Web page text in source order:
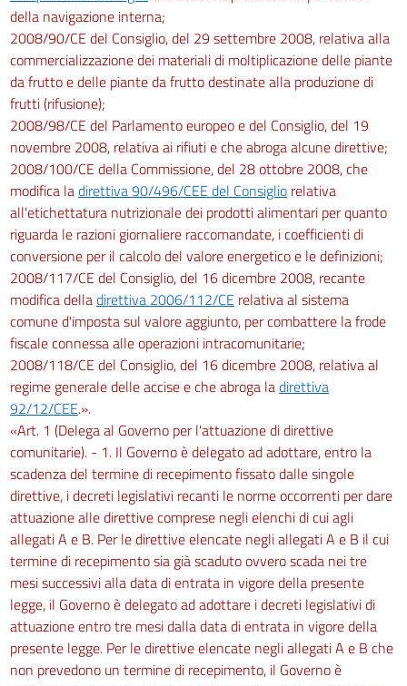
della navigazione interna;
2008/90/CE del Consiglio, del 29 settembre 2008, relativa alla
commercializzazione dei materiali di moltiplicazione delle piante
da frutto e delle piante da frutto destinate alla produzione di
frutti (rifusione);
2008/98/CE del Parlamento europeo e del Consiglio, del 19
novembre 2008, relativa ai rifiuti e che abroga alcune direttive;
2008/100/CE della Commissione, del 28 ottobre 2008, che
modifica ladirettiva 90/496/CEE del Consiglio relativa
all'etichettatura nutrizionale dei prodotti alimentari per quanto
riguarda le razioni giornaliere raccomandate, i coefficienti di
conversione per il calcolo del valore energetico e le definizioni;
2008/117/CE del Consiglio, del 16 dicembre 2008, recante
modifica delladirettiva 2006/112/CE relativa al sistema
comune d'imposta sul valore aggiunto, per combattere la frode
fiscale connessa alle operazioni intracomunitarie;
2008/118/CE del Consiglio, del 16 dicembre 2008, relativa al
regime generale delle accise e che abroga ladirettiva
92/12/CEE.».
«Art. 1 (Delega al Governo per l'attuazione di direttive
comunitarie). - 1. Il Governo è delegato ad adottare, entro la
scadenza del termine di recepimento fissato dalle singole
direttive, i decreti legislativi recanti le norme occorrenti per dare
attuazione alle direttive comprese negli elenchi di cui agli
allegati A e B. Per le direttive elencate negli allegati A e B il cui
termine di recepimento sia già scaduto ovvero scada nei tre
mesi successivi alla data di entrata in vigore della presente
legge, il Governo è delegato ad adottare i decreti legislativi di
attuazione entro tre mesi dalla data di entrata in vigore della
presente legge. Per le direttive elencate negli allegati A e B che
non prevedono un termine di recepimento, il Governo è